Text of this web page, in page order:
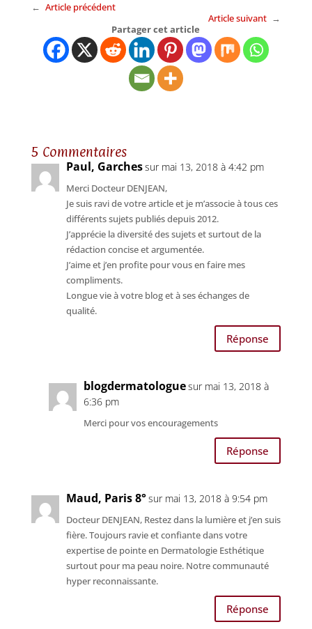
← Article précédent
Article suivant →
Partager cet article
5 Commentaires
Paul, Garchessur mai 13, 2018 à 4:42 pm
Merci Docteur DENJEAN,
Je suis ravi de votre article et je m’associe à tous ces
différents sujets publiés depuis 2012.
J’apprécie la diversité des sujets et surtout de la
rédaction concise et argumentée.
J’aime et j’en profite pour vous en faire mes
compliments.
Longue vie à votre blog et à ses échanges de
qualité.
Réponse
blogdermatologuesur mai 13, 2018 à
6:36 pm
Merci pour vos encouragements
Réponse
Maud, Paris 8°sur mai 13, 2018 à 9:54 pm
Docteur DENJEAN, Restez dans la lumière et j’en suis
fière. Toujours ravie et confiante dans votre
expertise de pointe en Dermatologie Esthétique
surtout pour ma peau noire. Notre communauté
hyper reconnaissante.
Réponse